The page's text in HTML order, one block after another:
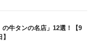
の牛タンの名店」12選！【9